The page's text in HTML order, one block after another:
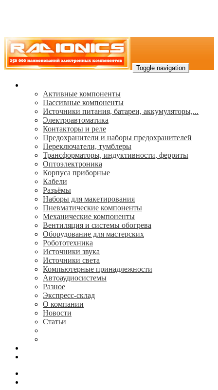
Toggle navigation
Активные компоненты
Пассивные компоненты
Источники питания, батареи, аккумуляторы,...
Электроавтоматика
Контакторы и реле
Предохранители и наборы предохранителей
Переключатели, тумблеры
Трансформаторы, индуктивности, ферриты
Oптоэлектроника
Корпуса приборные
Кабели
Разъёмы
Наборы для макетирования
Пневматические компоненты
Механические компоненты
Вентиляция и системы обогрева
Оборудование для мастерских
Робототехника
Источники звука
Источники света
Компьютерные принадлежности
Автоаудиосистемы
Разное
Экспресс-склад
О компании
Новости
Статьи